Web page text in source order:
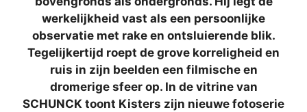
werkelijkheid vast als een persoonlijke
observatie met rake en ontsluierende blik.
Tegelijkertijd roept de grove korreligheid en
ruis in zijn beelden een filmische en
dromerige sfeer op. In de vitrine van
SCHUNCK toont Kisters zijn nieuwe fotoserie